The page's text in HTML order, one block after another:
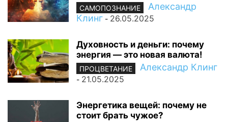
САМОПОЗНАНИЕ
Александр
Клинг - 26.05.2025
Духовность и деньги: почему
энергия — это новая валюта!
ПРОЦВЕТАНИЕ Александр Клинг
- 21.05.2025
Энергетика вещей: почему не
стоит брать чужое?